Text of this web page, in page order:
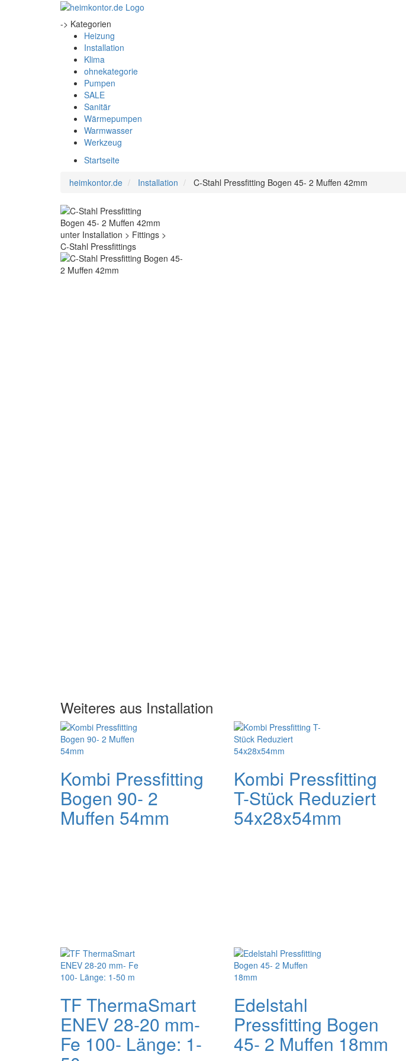
-> Kategorien
Heizung
Installation
Klima
ohnekategorie
Pumpen
SALE
Sanitär
Wärmepumpen
Warmwasser
Werkzeug
Startseite
heimkontor.de
Installation C-Stahl Pressfitting Bogen 45- 2 Muffen 42mm
Weiteres aus Installation
Kombi Pressfitting
Bogen 90- 2
Muffen 54mm
Kombi Pressfitting
T-Stück Reduziert
54x28x54mm
TF ThermaSmart
ENEV 28-20 mm-
Fe 100- Länge: 1-
Edelstahl
Pressfitting Bogen
45- 2 Muffen 18mm